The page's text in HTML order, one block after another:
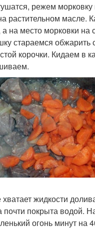
режем морковку
растительном масле.
а на место морковки на
стараемся обжарить
корочки. Кидаем в
жидкости
почти покрыта водой.
огонь минут на